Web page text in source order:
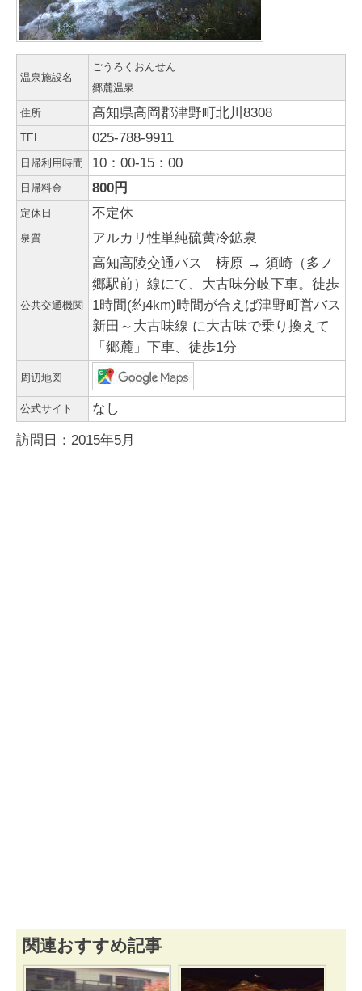
温泉施設名
ごうろくおんせん
郷麓温泉
住所 高知県高岡郡津野町北川8308
TEL 025-788-9911
日帰利用時間 10：00-15：00
日帰料金 800円
定休日 不定休
泉質 アルカリ性単純硫黄冷鉱泉
公共交通機関
高知高陵交通バス 梼原 → 須崎（多ノ
郷駅前）線にて、大古味分岐下車。徒歩
1時間(約4km)時間が合えば津野町営バス
新田～大古味線 に大古味で乗り換えて
「郷麓」下車、徒歩1分
周辺地図
公式サイト なし
訪問日：2015年5月
関連おすすめ記事